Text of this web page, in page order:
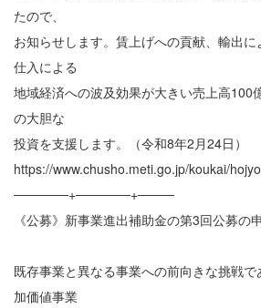
たので、
お知らせします。賃上げへの貢献、輸出
仕入による
地域経済への波及効果が大きい売上高100
の大胆な
投資を支援します。（令和8年2月24日）
https://www.chusho.meti.go.jp/koukai/
──────+──────+────
《公募》新事業進出補助金の第3回公募の
既存事業と異なる事業への前向きな挑戦
加価値事業